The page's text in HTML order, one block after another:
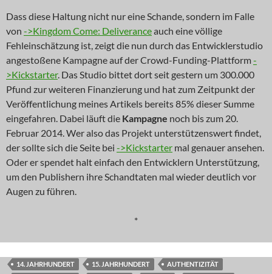
Dass diese Haltung nicht nur eine Schande, sondern im Falle
von ->Kingdom Come: Deliveranceauch eine völlige
Fehleinschätzung ist, zeigt die nun durch das Entwicklerstudio
angestoßene Kampagne auf der Crowd-Funding-Plattform-
>Kickstarter. Das Studio bittet dort seit gestern um 300.000
Pfund zur weiteren Finanzierung und hat zum Zeitpunkt der
Veröffentlichung meines Artikels bereits 85% dieser Summe
eingefahren. Dabei läuft die Kampagne noch bis zum 20.
Februar 2014. Wer also das Projekt unterstützenswert findet,
der sollte sich die Seite bei ->Kickstarter mal genauer ansehen.
Oder er spendet halt einfach den Entwicklern Unterstützung,
um den Publishern ihre Schandtaten mal wieder deutlich vor
Augen zu führen.
*
14. JAHRHUNDERT 15. JAHRHUNDERT
AUTHENTIZITÄT